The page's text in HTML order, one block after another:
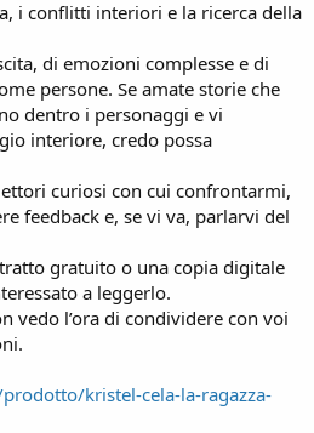
i conflitti interiori e la ricerca della
di emozioni complesse e di
persone. Se amate storie che
dentro i personaggi e vi
interiore, credo possa
curiosi con cui confrontarmi,
feedback e, se vi va, parlarvi del
gratuito o una copia digitale
a leggerlo.
vedo l’ora di condividere con voi
kristel-cela-la-ragazza-